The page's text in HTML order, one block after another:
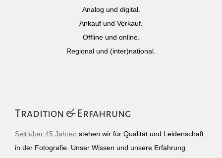
Analog und digital.
Ankauf und Verkauf.
Offline und online.
Regional und (inter)national.
Tradition & Erfahrung
Seit über 45 Jahren stehen wir für Qualität und Leidenschaft
in der Fotografie. Unser Wissen und unsere Erfahrung